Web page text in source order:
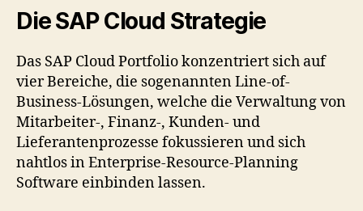
Die SAP Cloud Strategie
Das SAP Cloud Portfolio konzentriert sich auf
vier Bereiche, die sogenannten Line-of-
Business-Lösungen, welche die Verwaltung von
Mitarbeiter-, Finanz-, Kunden- und
Lieferantenprozesse fokussieren und sich
nahtlos in Enterprise-Resource-Planning
Software einbinden lassen.